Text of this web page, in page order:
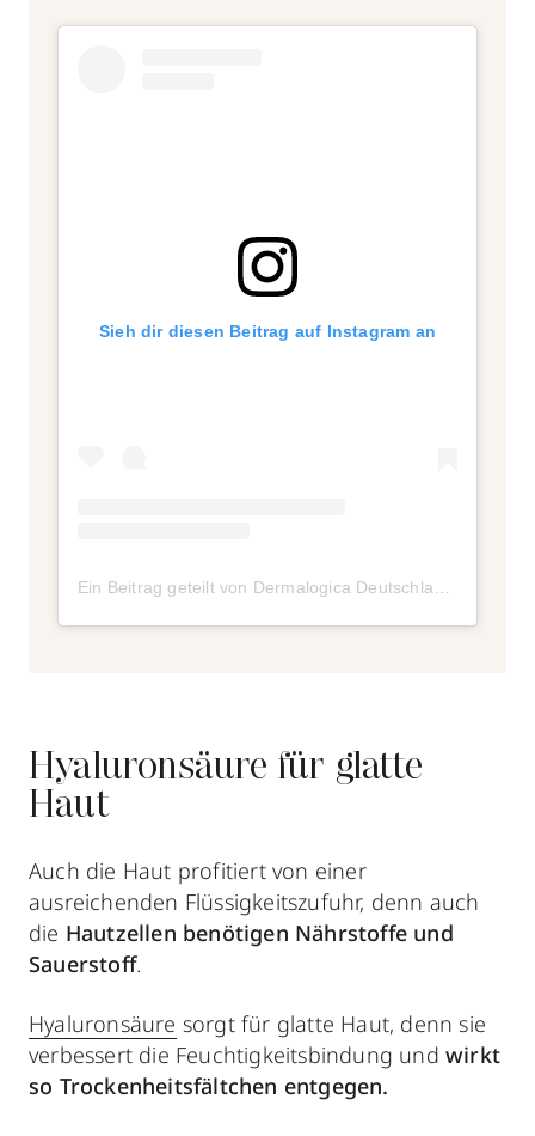
Sieh dir diesen Beitrag auf Instagram an
Ein Beitrag geteilt von Dermalogica Deutschland (@dermalogica_deutschland)
Hyaluronsäure für glatte
Haut
Auch die Haut profitiert von einer
ausreichenden Flüssigkeitszufuhr, denn auch
die Hautzellen benötigen Nährstoffe und
Sauerstoff.
Hyaluronsäure sorgt für glatte Haut, denn sie
verbessert die Feuchtigkeitsbindung undwirkt
so Trockenheitsfältchen entgegen.